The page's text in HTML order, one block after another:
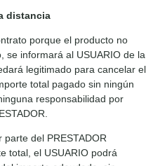
distancia
porque el producto no
se informará al USUARIO de la
legitimado para cancelar el
total pagado sin ningún
responsabilidad por
del PRESTADOR
total, el USUARIO podrá